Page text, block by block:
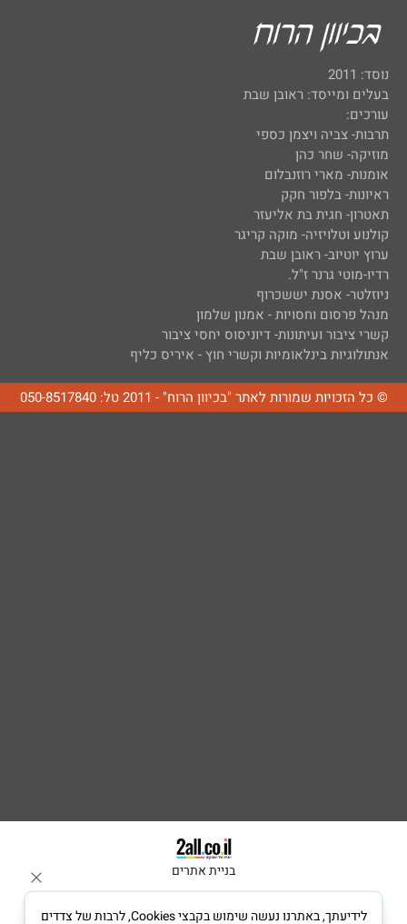
נוסד: 2011
בעלים ומייסד: ראובן שבת
עורכים:
תרבות- צביה ויצמן כספי
מוזיקה- שחר כהן
אומנות- מארי רוזנבלום
ראיונות- בלפור חקק
תאטרון- חגית בת אליעזר
קולנוע וטלויזיה- מוקה קריגר
ערוץ יוטיוב- ראובן שבת
רדיו-מוטי גרנר ז"ל.
ניוזלטר- אסנת יששכרוף
מנהל פרסום וחסויות - אמנון שלמון
קשרי ציבור ועיתונות- דיוניסוס יחסי ציבור
אנתולוגיות בינלאומיות וקשרי חוץ - איריס כליף
© כל הזכויות שמורות לאתר "בכיוון הרוח" - 2011 טל: 050-8517840
בניית אתרים
לידיעתך, באתרנו נעשה שימוש בקבצי Cookies, לרבות של צדדים